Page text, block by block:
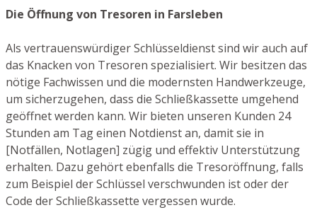
Die Öffnung von Tresoren in Farsleben
Als vertrauenswürdiger Schlüsseldienst sind wir auch auf
das Knacken von Tresoren spezialisiert. Wir besitzen das
nötige Fachwissen und die modernsten Handwerkzeuge,
um sicherzugehen, dass die Schließkassette umgehend
geöffnet werden kann. Wir bieten unseren Kunden 24
Stunden am Tag einen Notdienst an, damit sie in
[Notfällen, Notlagen] zügig und effektiv Unterstützung
erhalten. Dazu gehört ebenfalls die Tresoröffnung, falls
zum Beispiel der Schlüssel verschwunden ist oder der
Code der Schließkassette vergessen wurde.